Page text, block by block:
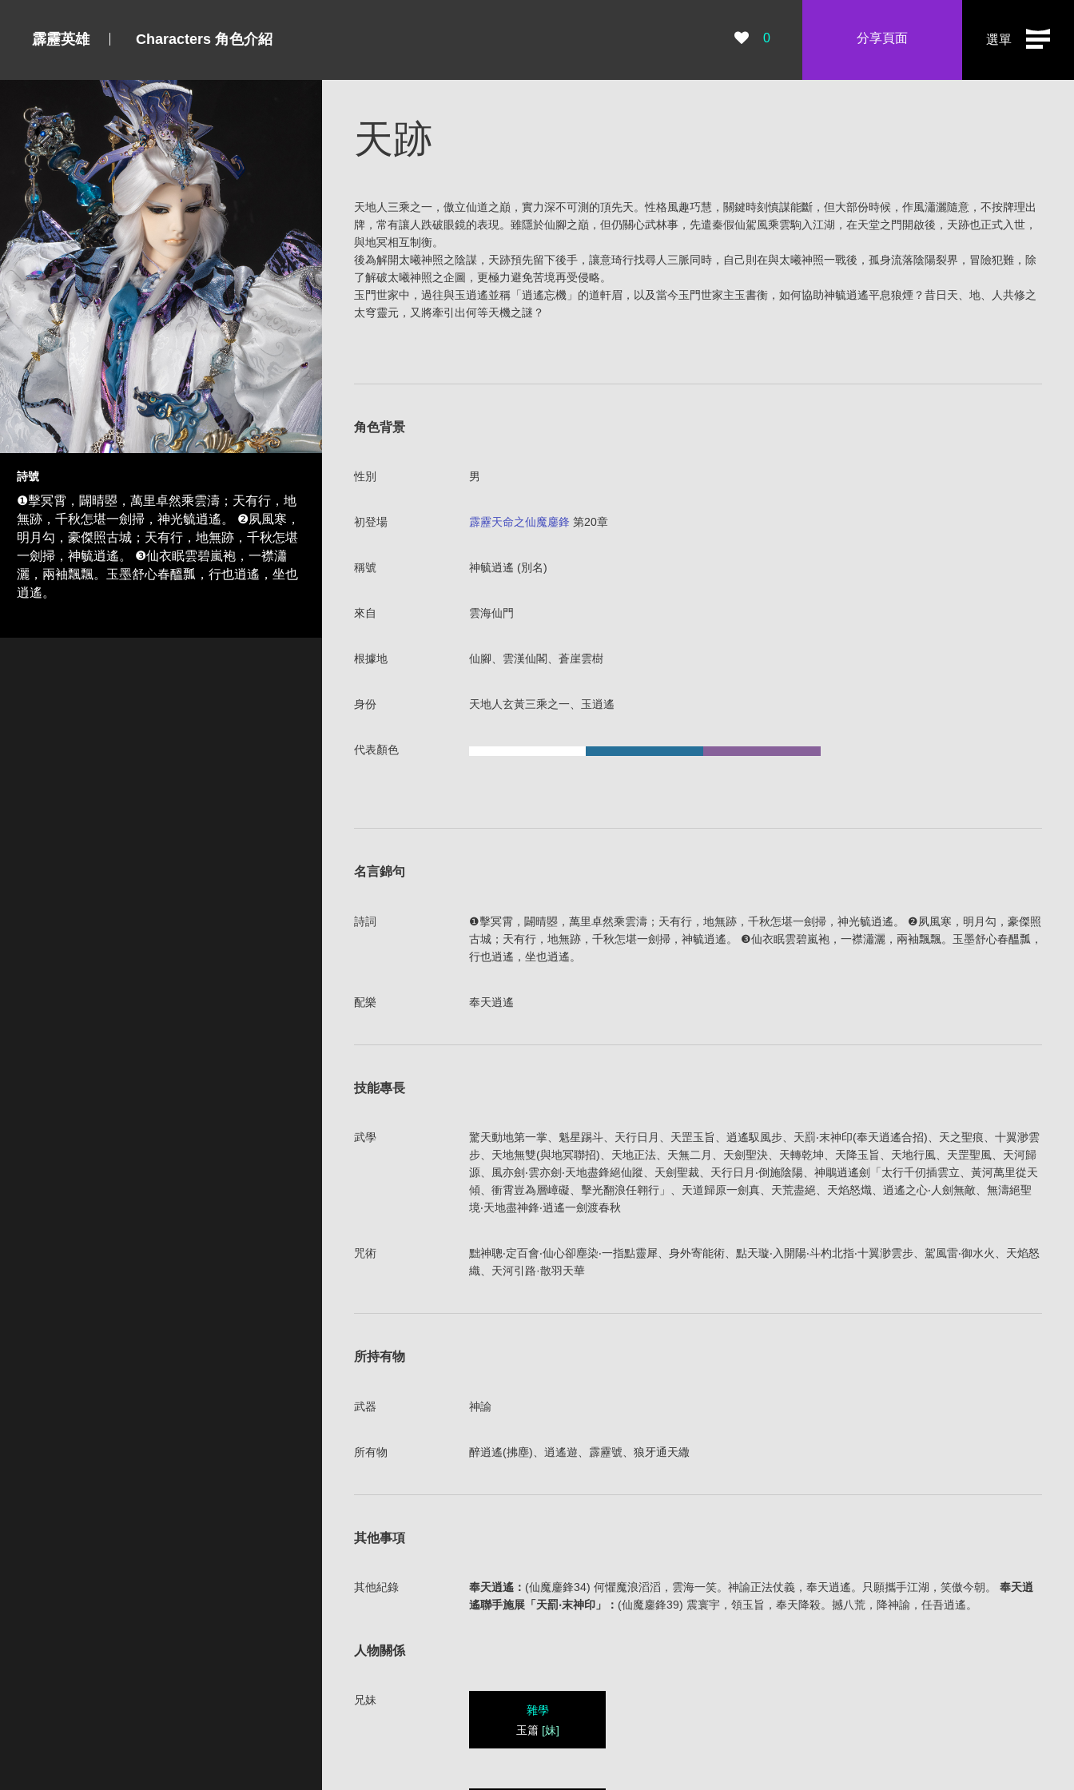
選單
霹靂英雄 Characters 角色介紹 瀏覽數：
0 分享頁面
詩號
❶擊冥霄，闢晴曌，萬里卓然乘雲濤；天有行，地
無跡，千秋怎堪一劍掃，神光毓逍遙。 ❷夙風寒，
明月勾，豪傑照古城；天有行，地無跡，千秋怎堪
一劍掃，神毓逍遙。 ❸仙衣眠雲碧嵐袍，一襟瀟
灑，兩袖飄飄。玉墨舒心春醞瓢，行也逍遙，坐也
逍遙。
天跡
天地人三乘之一，傲立仙道之巔，實力深不可測的頂先天。性格風趣巧慧，關鍵時刻慎謀能斷，但大部份時候，作風瀟灑隨意，不按牌理出
牌，常有讓人跌破眼鏡的表現。雖隱於仙腳之巔，但仍關心武林事，先遣秦假仙駕風乘雲駒入江湖，在天堂之門開啟後，天跡也正式入世，
與地冥相互制衡。
後為解開太曦神照之陰謀，天跡預先留下後手，讓意琦行找尋人三脈同時，自己則在與太曦神照一戰後，孤身流落陰陽裂界，冒險犯難，除
了解破太曦神照之企圖，更極力避免苦境再受侵略。
玉門世家中，過往與玉逍遙並稱「逍遙忘機」的道軒眉，以及當今玉門世家主玉書衡，如何協助神毓逍遙平息狼煙？昔日天、地、人共修之
太穹靈元，又將牽引出何等天機之謎？
角色背景
性別 男
初登場 霹靂天命之仙魔鏖鋒 第20章
稱號 神毓逍遙 (別名)
來自 雲海仙門
根據地 仙腳、雲漢仙閣、蒼崖雲樹
身份 天地人玄黃三乘之一、玉逍遙
代表顏色
名言錦句
詩詞
❶擊冥霄，闢晴曌，萬里卓然乘雲濤；天有行，地無跡，千秋怎堪一劍掃，神光毓逍遙。 ❷夙風寒，明月勾，豪傑照
古城；天有行，地無跡，千秋怎堪一劍掃，神毓逍遙。 ❸仙衣眠雲碧嵐袍，一襟瀟灑，兩袖飄飄。玉墨舒心春醞瓢，
行也逍遙，坐也逍遙。
配樂 奉天逍遙
技能專長
武學
驚天動地第一掌、魁星踢斗、天行日月、天罡玉旨、逍遙馭風步、天罰‧末神印(奉天逍遙合招)、天之聖痕、十翼渺雲
步、天地無雙(與地冥聯招)、天地正法、天無二月、天劍聖決、天轉乾坤、天降玉旨、天地行風、天罡聖風、天河歸
源、風亦劍‧雲亦劍‧天地盡鋒絕仙蹤、天劍聖裁、天行日月‧倒施陰陽、神鵰逍遙劍「太行千仞插雲立、黃河萬里從天
傾、衝霄豈為層嶂礙、擊光翻浪任翱行」、天道歸原一劍真、天荒盡絕、天焰怒熾、逍遙之心‧人劍無敵、無濤絕聖
境‧天地盡神鋒‧逍遙一劍渡春秋
咒術
黜神聰‧定百會‧仙心卻塵染‧一指點靈犀、身外寄能術、點天璇‧入開陽‧斗杓北指‧十翼渺雲步、駕風雷‧御水火、天焰怒
織、天河引路·散羽天華
所持有物
武器 神諭
所有物 醉逍遙(拂塵)、逍遙遊、霹靂號、狼牙通天繖
其他事項
其他紀錄 奉天逍遙： (仙魔鏖鋒34) 何懼魔浪滔滔，雲海一笑。神諭正法仗義，奉天逍遙。只願攜手江湖，笑傲今朝。 奉天逍
遙聯手施展「天罰‧末神印」： (仙魔鏖鋒39) 震寰宇，領玉旨，奉天降殺。撼八荒，降神諭，任吾逍遙。
人物關係
兄妹
雜學
玉簫 [妹]